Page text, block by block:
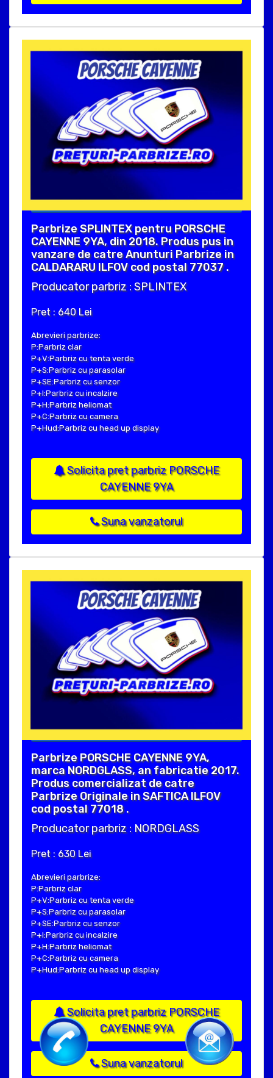
Parbrize SPLINTEX pentru PORSCHE
CAYENNE 9YA, din 2018. Produs pus in
vanzare de catre Anunturi Parbrize in
CALDARARU ILFOV cod postal 77037 .
Producator parbriz : SPLINTEX
Pret : 640 Lei
Abrevieri parbrize:
P:Parbriz clar
P+V:Parbriz cu tenta verde
P+S:Parbriz cu parasolar
P+SE:Parbriz cu senzor
P+I:Parbriz cu incalzire
P+H:Parbriz heliomat
P+C:Parbriz cu camera
P+Hud:Parbriz cu head up display
Solicita pret parbriz PORSCHE
CAYENNE 9YA
Suna vanzatorul
Parbrize PORSCHE CAYENNE 9YA,
marca NORDGLASS, an fabricatie 2017.
Produs comercializat de catre
Parbrize Originale in SAFTICA ILFOV
cod postal 77018 .
Producator parbriz : NORDGLASS
Pret : 630 Lei
Abrevieri parbrize:
P:Parbriz clar
P+V:Parbriz cu tenta verde
P+S:Parbriz cu parasolar
P+SE:Parbriz cu senzor
P+I:Parbriz cu incalzire
P+H:Parbriz heliomat
P+C:Parbriz cu camera
P+Hud:Parbriz cu head up display
Solicita pret parbriz PORSCHE
CAYENNE 9YA
Suna vanzatorul